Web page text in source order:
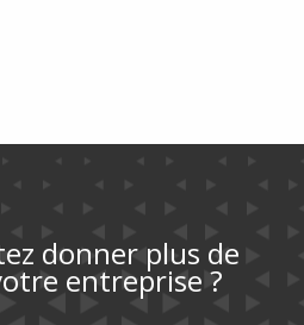
donner plus de
entreprise ?